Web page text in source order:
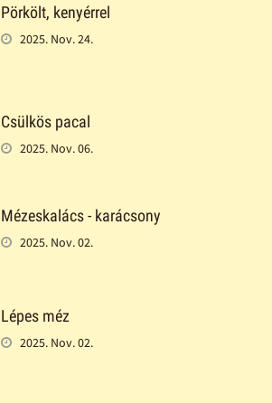
Pörkölt, kenyérrel
2025. Nov. 24.
Csülkös pacal
2025. Nov. 06.
Mézeskalács - karácsony
2025. Nov. 02.
Lépes méz
2025. Nov. 02.